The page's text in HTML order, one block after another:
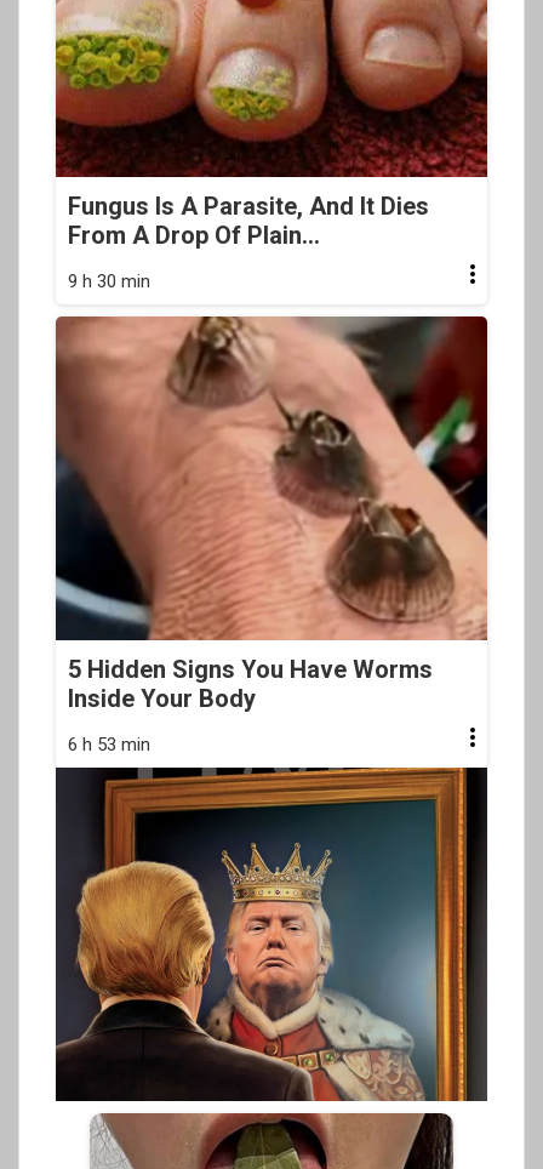
Fungus Is A Parasite, And It Dies
From A Drop Of Plain...
9 h 30 min
5 Hidden Signs You Have Worms
Inside Your Body
6 h 53 min